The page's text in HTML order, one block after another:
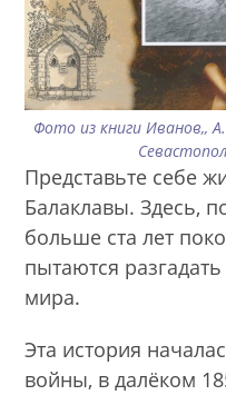
Фото из книги Иванов,,
Представьте себе
Балаклавы. Здесь,
больше ста лет
пытаются
мира.
Эта история
войны, в далёком